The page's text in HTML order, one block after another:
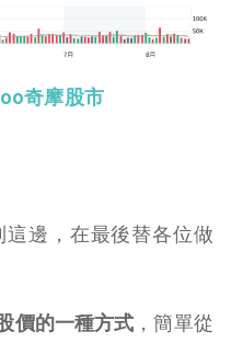
奇摩股市
邊，在最後替各位做
價的一種方式 ，簡單從